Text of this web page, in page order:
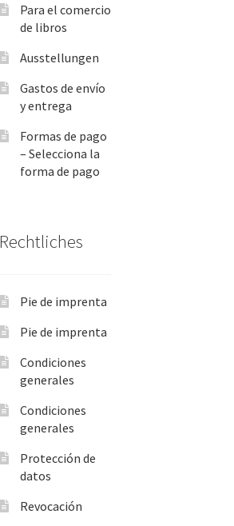
Para el comercio
de libros
Ausstellungen
Gastos de envío
y entrega
Formas de pago
– Selecciona la
forma de pago
Rechtliches
Pie de imprenta
Pie de imprenta
Condiciones
generales
Condiciones
generales
Protección de
datos
Revocación